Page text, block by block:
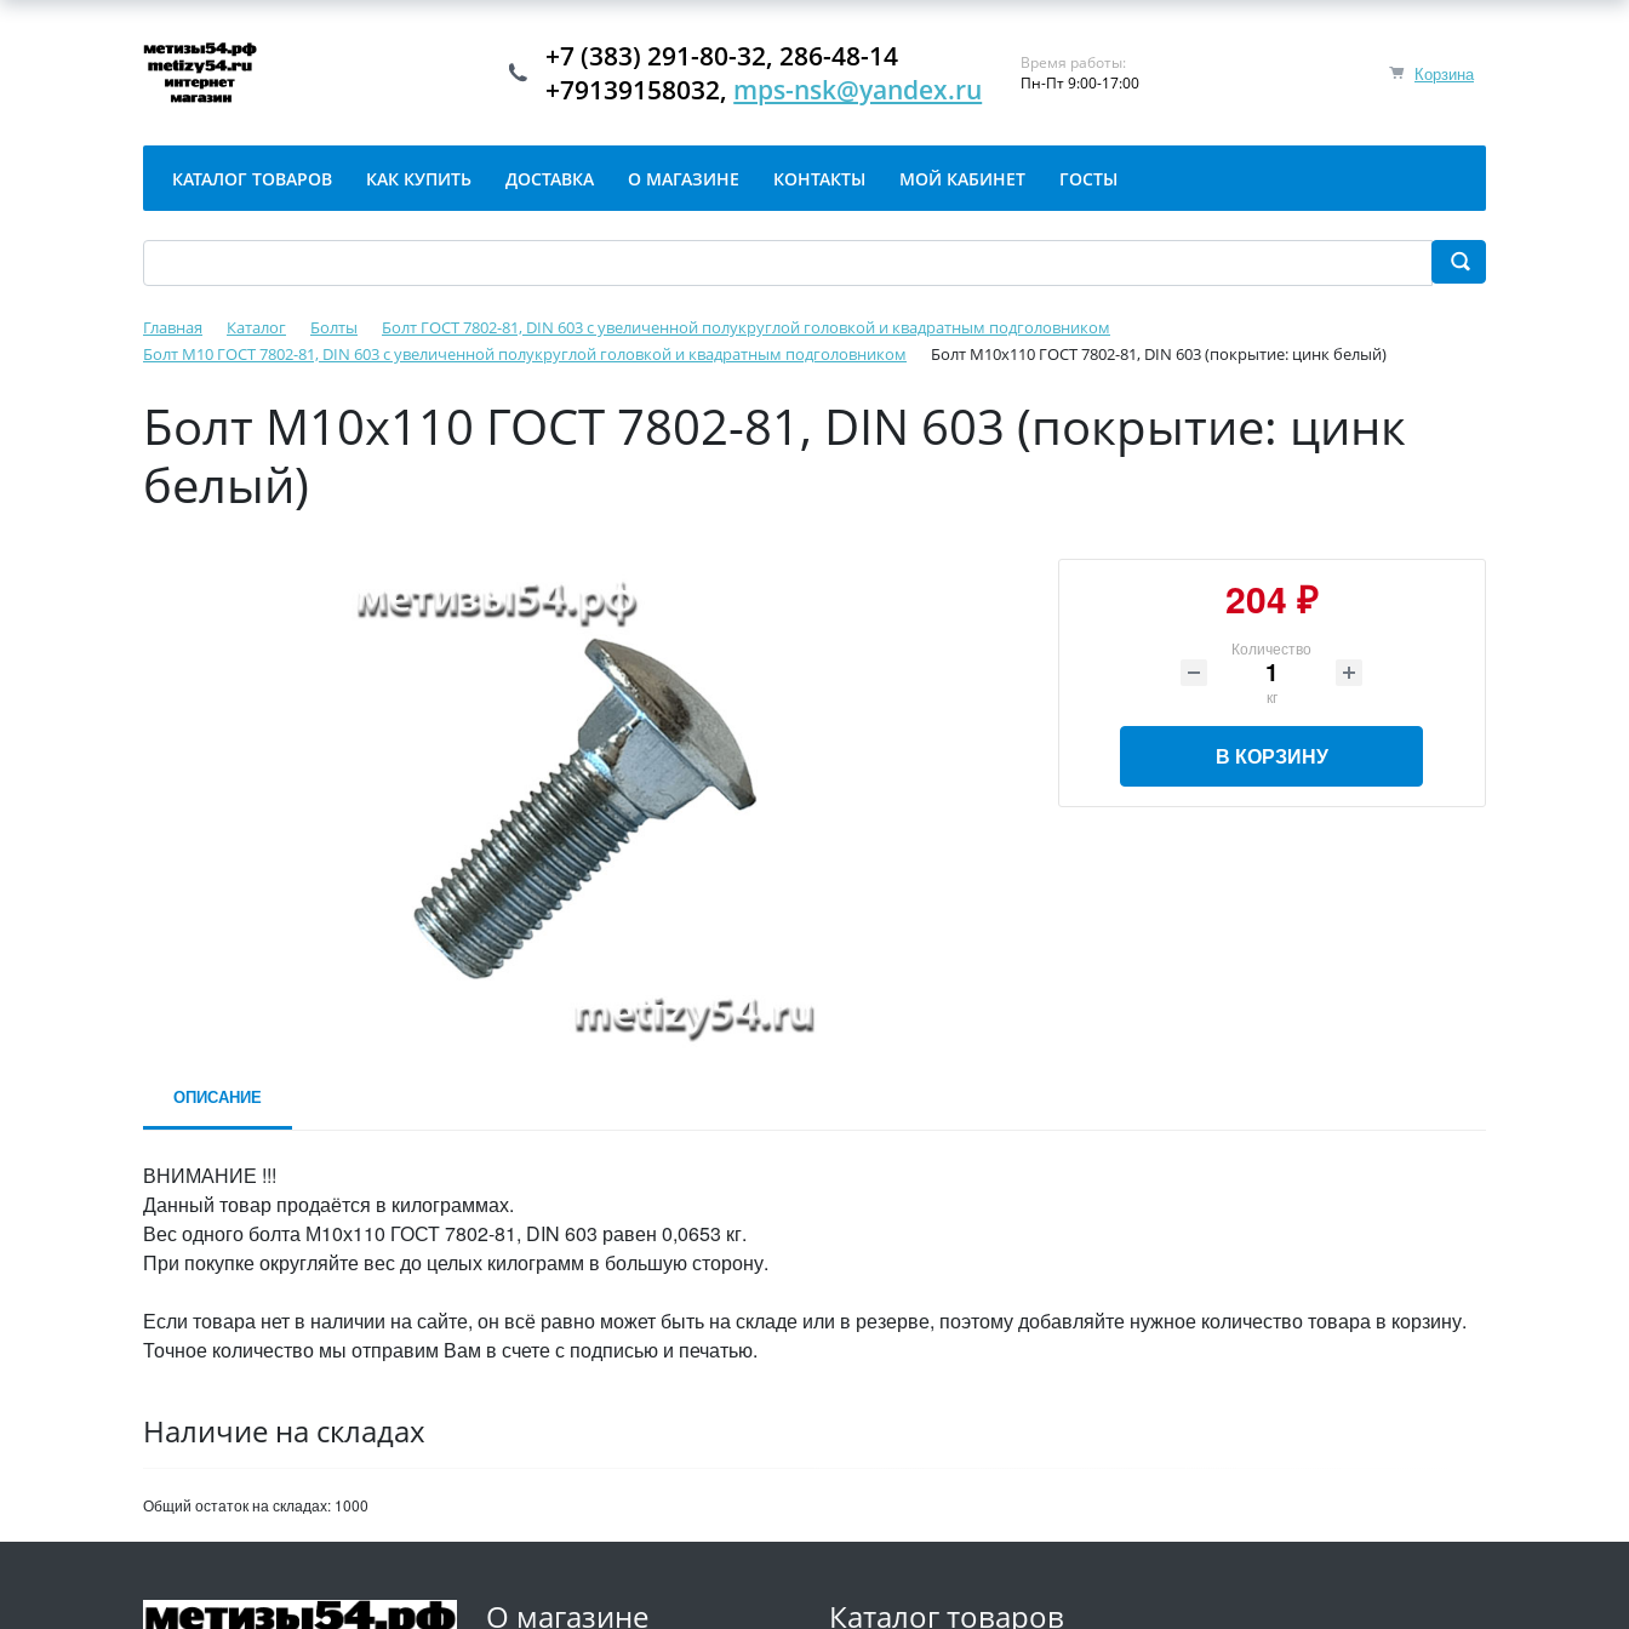
Корзина
+7 (383) 291-80-32, 286-48-14
+79139158032, mps-nsk@yandex.ru
Время работы:
Пн-Пт 9:00-17:00
КАТАЛОГ ТОВАРОВ КАК КУПИТЬ ДОСТАВКА О МАГАЗИНЕ КОНТАКТЫ МОЙ КАБИНЕТ ГОСТЫ
Главная Каталог Болты
Болт ГОСТ 7802-81, DIN 603 с увеличенной полукруглой головкой и квадратным подголовником
Болт М10 ГОСТ 7802-81, DIN 603 с увеличенной полукруглой головкой и квадратным подголовником
Болт М10х110 ГОСТ 7802-81, DIN 603 (покрытие: цинк белый)
Болт М10х110 ГОСТ 7802-81, DIN 603 (покрытие: цинк
белый)
204 ₽
Количество
кг
В КОРЗИНУ
ОПИСАНИЕ
ВНИМАНИЕ !!!
Данный товар продаётся в килограммах.
Вес одного болта М10х110 ГОСТ 7802-81, DIN 603 равен 0,0653 кг.
При покупке округляйте вес до целых килограмм в большую сторону.
Если товара нет в наличии на сайте, он всё равно может быть на складе или в резерве, поэтому добавляйте нужное количество товара в корзину.
Точное количество мы отправим Вам в счете с подписью и печатью.
Наличие на складах
Общий остаток на складах: 1000
О магазине Каталог товаров